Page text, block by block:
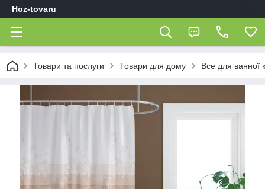
Hoz-tovaru
Товари та послуги Товари для дому Все для ванної